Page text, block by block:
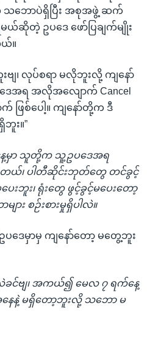
ဘောပဲရှိပြီး အစုအဖွဲ့ ဆက်
ဆိုတဲ့ ဥပဒေ ဖော်ပြချက်မျိုး
ယ်။
ဗျ၊ လုပ်စရာ မလိုဘူးလို့ ကျနော်
အရ အလိုအလျောက် Cancel
ဖြစ်ပေါ့။ ကျနော်တို့က ဒီ
း။”
ေ့မှာ သူတို့က သူ့ဥပဒေအရ
တယ်၊ ပါတီဆိုင်းဘုတ်တွေ တင်ခွင့်
းဘူး၊ ရုံးတွေ ဖွင့်ခွင့်မပေးတော့
း စဉ်းစားမှုရှိပါလဲ။
ဒေမှာမှ ကျနော်တော့ မတွေ့ဘူး
င်ဗျ၊ အကယ်၍ မေလ ၇ ရက်နေ့
နေနဲ့ မရှိတော့ဘူးလို့ သဘော မ